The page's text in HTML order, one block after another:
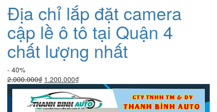
Địa chỉ lắp đặt camera
cập lề ô tô tại Quận 4
chất lượng nhất
- 40%
2.000.000₫ Giá
gốc
là:
2.000.000₫.
1.200.000₫Giá
hiện
tại
là: